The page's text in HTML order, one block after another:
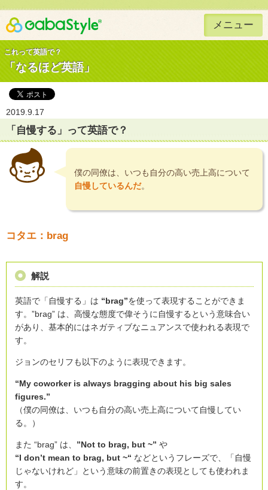
Gaba Style 無料で英語学習 メニュー
これって英語で？
「なるほど英語」
2019.9.17
「自慢する」って英語で？
僕の同僚は、いつも自分の高い売上高について
自慢しているんだ。
コタエ：brag
解説
英語で「自慢する」は “brag”を使って表現することができま
す。”brag” は、高慢な態度で偉そうに自慢するという意味合い
があり、基本的にはネガティブなニュアンスで使われる表現で
す。
ジョンのセリフも以下のように表現できます。
“My coworker is always bragging about his big sales
figures.”
（僕の同僚は、いつも自分の高い売上高について自慢してい
る。）
また “brag” は、 ”Not to brag, but ~” や
“I don’t mean to brag, but ~“ などというフレーズで、「自慢
じゃないけれど」という意味の前置きの表現としても使われま
す。